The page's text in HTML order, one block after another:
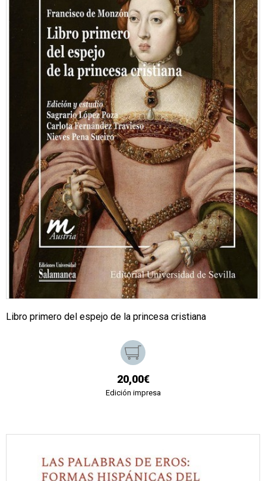
Libro primero del espejo de la princesa cristiana
20,00€
Edición impresa